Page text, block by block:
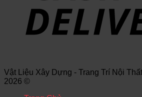
Vật Liệu Xây Dựng - Trang Trí Nội
2026 ©